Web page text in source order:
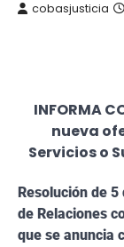
cobasjusticia
INFORMA
nueva
Servicios o
Resolución de
de Relaciones
que se anuncia